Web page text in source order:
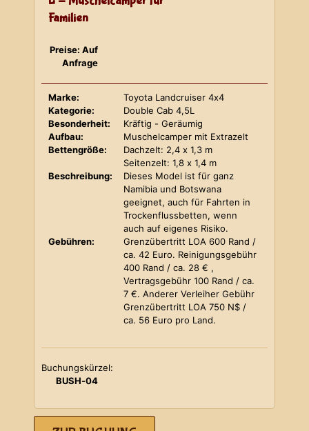
Familien
Preise: Auf
Anfrage
Marke:
Toyota Landcruiser 4x4
Kategorie:
Double Cab 4,5L
Besonderheit:
Kräftig - Geräumig
Aufbau:
Muschelcamper mit Extrazelt
Bettengröße:
Dachzelt: 2,4 x 1,3 m
Seitenzelt: 1,8 x 1,4 m
Beschreibung:
Dieses Model ist für ganz
Namibia und Botswana
geeignet, auch für Fahrten in
Trockenflussbetten, wenn
auch auf eigenes Risiko.
Gebühren:
Grenzübertritt LOA 600 Rand /
ca. 42 Euro. Reinigungsgebühr
400 Rand / ca. 28 € ,
Vertragsgebühr 100 Rand / ca.
7 €. Anderer Verleiher Gebühr
Grenzübertritt LOA 750 N$ /
ca. 56 Euro pro Land.
Buchungskürzel:
BUSH-04